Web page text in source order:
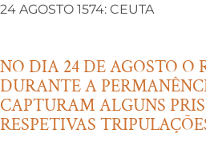
24 AGOSTO 1574: CEUTA
NO DIA 24 DE AGOSTO O
DURANTE A
CAPTURAM ALGUNS
RESPETIVAS